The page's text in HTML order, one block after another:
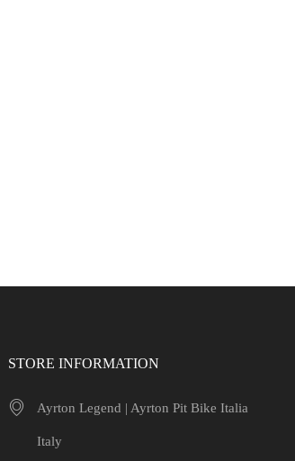
STORE INFORMATION
Ayrton Legend | Ayrton Pit Bike Italia
Italy